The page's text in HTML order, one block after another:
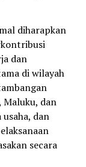
diharapkan
dan
di wilayah
Maluku, dan
dan
secara